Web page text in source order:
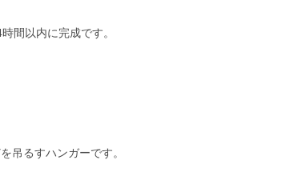
間以内に完成です。
吊るすハンガーです。